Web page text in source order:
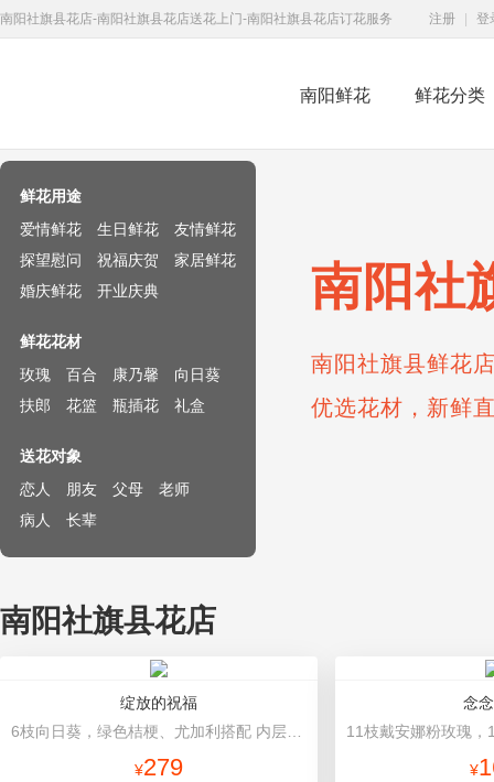
南阳社旗县花店-南阳社旗县花店送花上门-南阳社旗县花店订花服务 注册 登
南阳鲜花 鲜花分类
南阳社
南阳社旗县鲜花
优选花材，新鲜
鲜花用途
爱情鲜花
生日鲜花
友情鲜花
探望慰问
祝福庆贺
家居鲜花
婚庆鲜花
开业庆典
鲜花花材
玫瑰
百合 康乃馨
向日葵
扶郎
花篮 瓶插花 礼盒
送花对象
恋人
朋友 父母
老师
病人
长辈
南阳社旗县花店
绽放的祝福
¥279
念
¥